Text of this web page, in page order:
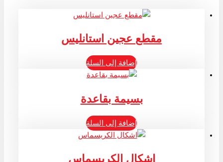
مقطع عجين استانليس
إضافة إلى السلة
بسيمة بقاعدة
إضافة إلى السلة
اشكال الكريسماس